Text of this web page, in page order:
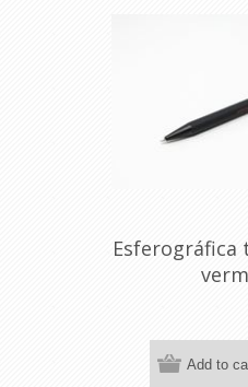
Esferográfica